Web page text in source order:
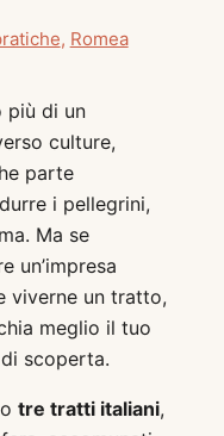
, Romea
di un
culture,
parte
i pellegrini,
Ma se
un’impresa
viverne un tratto,
meglio il tuo
scoperta.
tre tratti italiani,